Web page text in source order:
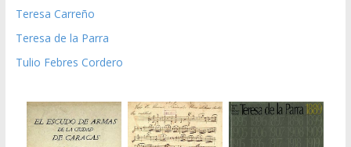
Teresa Carreño
Teresa de la Parra
Tulio Febres Cordero